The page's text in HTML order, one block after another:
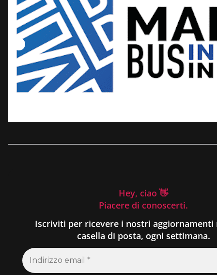
Hey, ciao 👋
Piacere di conoscerti.
Iscriviti per ricevere i nostri aggiornamenti
casella di posta, ogni settimana.